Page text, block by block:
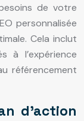
de votre
personnalisée
Cela inclut
à l’expérience
référencement
d’action